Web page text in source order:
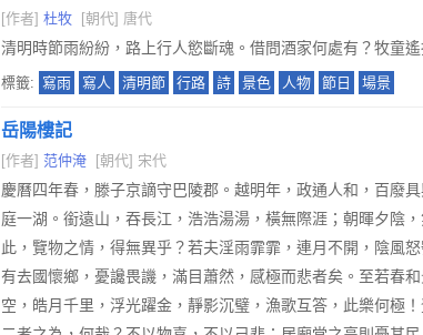
[作者] 杜牧 [朝代] 唐代
清明時節雨紛紛，路上行人慾斷魂。借問酒家何處有？牧童遙
標籤: 寫雨 寫人 清明節 行路 詩 景色 人物 節日 場景
岳陽樓記
[作者] 范仲淹 [朝代] 宋代
慶曆四年春，滕子京謫守巴陵郡。越明年，政通人和，百廢
庭一湖。銜遠山，吞長江，浩浩湯湯，橫無際涯；朝暉夕陰
此，覽物之情，得無異乎？若夫淫雨霏霏，連月不開，陰風
有去國懷鄉，憂讒畏譏，滿目蕭然，感極而悲者矣。至若春
空，皓月千里，浮光躍金，靜影沉璧，漁歌互答，此樂何極